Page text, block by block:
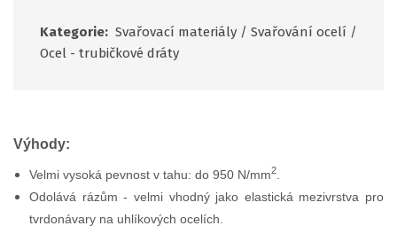
Kategorie: Svařovací materiály / Svařování ocelí /
Ocel - trubičkové dráty
Výhody:
Velmi vysoká pevnost v tahu: do 950 N/mm2
Odolává rázům - velmi vhodný jako elastická mezivrstva pro
tvrdonávary na uhlíkových ocelích.